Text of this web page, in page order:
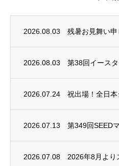
2026.08.03 残暑お見舞い
2026.08.03
2026.07.24
2026.07.13 第349回SEED
2026.07.08